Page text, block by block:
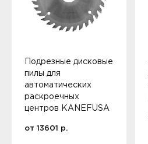
Подрезные дисковые
пилы для
автоматических
раскроечных
центров KANEFUSA
от 13601 р.